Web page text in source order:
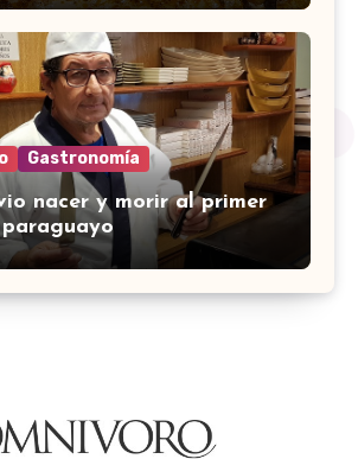
Gastronomía
nacer y morir al primer
paraguayo